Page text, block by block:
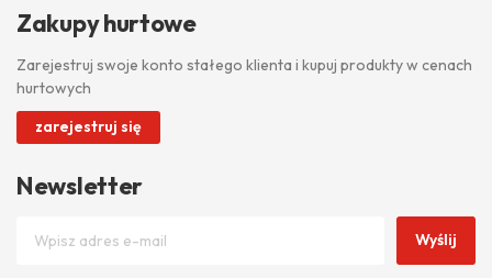
Zakupy hurtowe
Zarejestruj swoje konto stałego klienta i kupuj produkty w cenach
hurtowych
zarejestruj się
Newsletter
Wyślij